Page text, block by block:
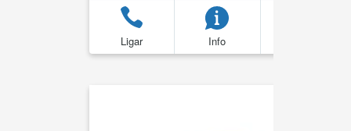
Ligar Info